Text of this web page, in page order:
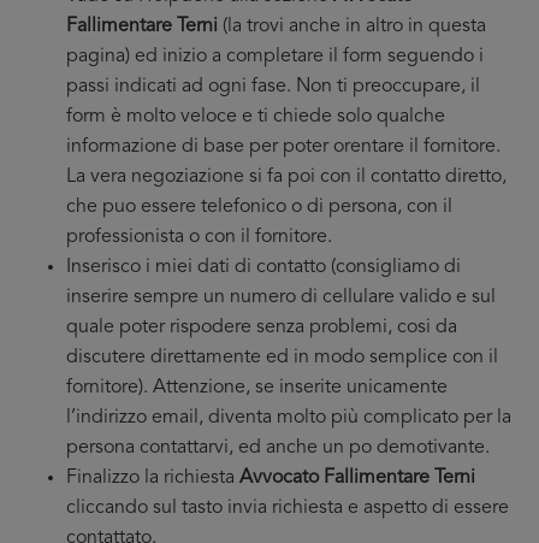
Fallimentare Terni (la trovi anche in altro in questa
pagina) ed inizio a completare il form seguendo i
passi indicati ad ogni fase. Non ti preoccupare, il
form è molto veloce e ti chiede solo qualche
informazione di base per poter orentare il fornitore.
La vera negoziazione si fa poi con il contatto diretto,
che puo essere telefonico o di persona, con il
professionista o con il fornitore.
Inserisco i miei dati di contatto (consigliamo di
inserire sempre un numero di cellulare valido e sul
quale poter rispodere senza problemi, cosi da
discutere direttamente ed in modo semplice con il
fornitore). Attenzione, se inserite unicamente
l’indirizzo email, diventa molto più complicato per la
persona contattarvi, ed anche un po demotivante.
Finalizzo la richiesta Avvocato Fallimentare Terni
cliccando sul tasto invia richiesta e aspetto di essere
contattato.